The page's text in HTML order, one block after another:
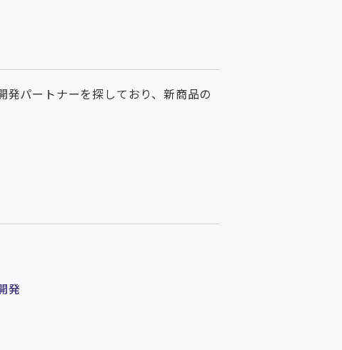
パートナーを探しており、新商品の
発